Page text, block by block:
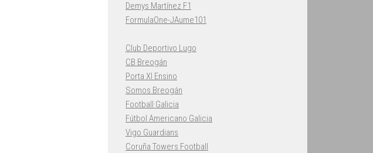
Demys Martínez F1
FormulaOne-JAume101
Club Deportivo Lugo
CB Breogán
Porta XI Ensino
Somos Breogán
Football Galicia
Fútbol Americano Galicia
Vigo Guardians
Coruña Towers Football